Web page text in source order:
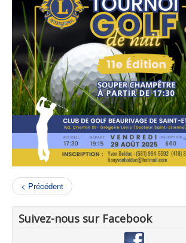
< Précédent
Suivez-nous sur Facebook